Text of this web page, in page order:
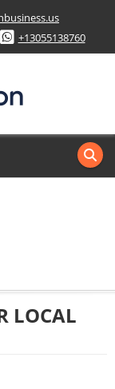
+13055138760
LOCAL